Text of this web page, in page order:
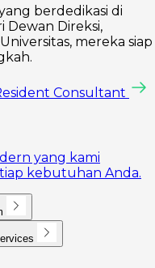
berdedikasi di
Dewan Direksi,
mereka siap
Consultant
yang kami
kebutuhan Anda.